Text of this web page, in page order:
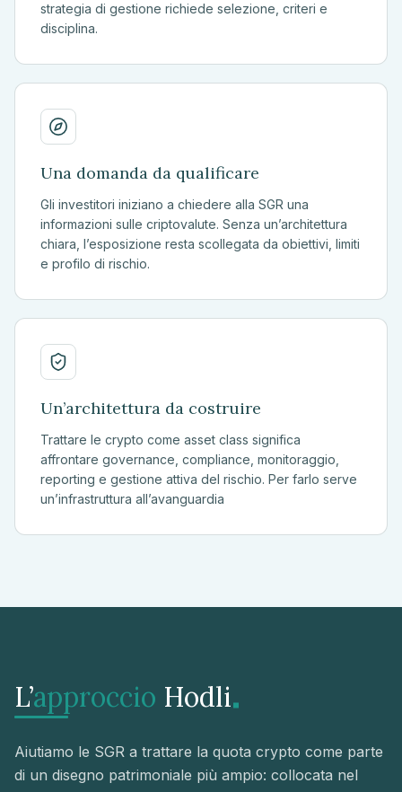
strategia di gestione richiede selezione, criteri e
disciplina.
Una domanda da qualificare
Gli investitori iniziano a chiedere alla SGR una
informazioni sulle criptovalute. Senza un’architettura
chiara, l’esposizione resta scollegata da obiettivi, limiti
e profilo di rischio.
Un’architettura da costruire
Trattare le crypto come asset class significa
affrontare governance, compliance, monitoraggio,
reporting e gestione attiva del rischio. Per farlo serve
un’infrastruttura all’avanguardia
L’approccio Hodli .
Aiutiamo le SGR a trattare la quota crypto come parte
di un disegno patrimoniale più ampio: collocata nel